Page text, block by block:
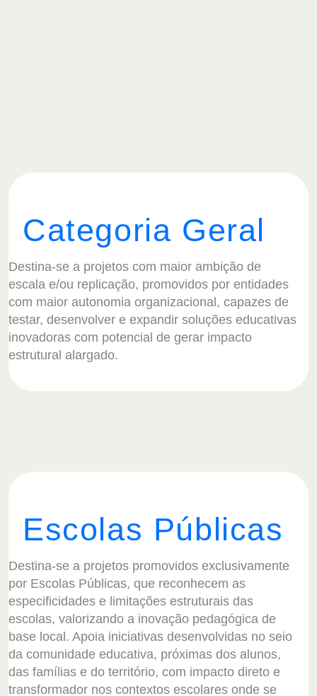
Categoria Geral
Destina-se a projetos com maior ambição de
escala e/ou replicação, promovidos por entidades
com maior autonomia organizacional, capazes de
testar, desenvolver e expandir soluções educativas
inovadoras com potencial de gerar impacto
estrutural alargado.
Escolas Públicas
Destina-se a projetos promovidos exclusivamente
por Escolas Públicas, que reconhecem as
especificidades e limitações estruturais das
escolas, valorizando a inovação pedagógica de
base local. Apoia iniciativas desenvolvidas no seio
da comunidade educativa, próximas dos alunos,
das famílias e do território, com impacto direto e
transformador nos contextos escolares onde se